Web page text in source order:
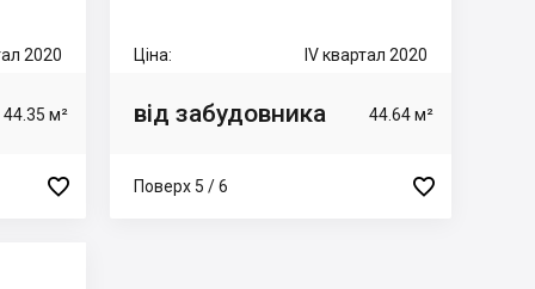
2020
44.35 м²

Ціна: IV квартал 2020
від забудовника 44.64 м²
Поверх 5 / 6 